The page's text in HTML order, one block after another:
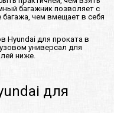
багажник позволяет с
чем вмещает в себя
Hyundai для проката в
универсал для
ниже.
для